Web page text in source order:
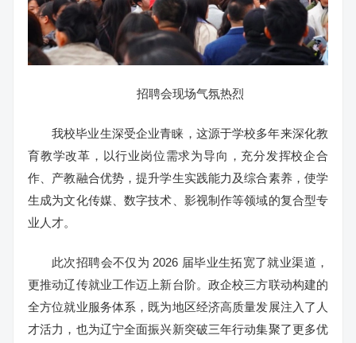
招聘会现场气氛热烈
我校毕业生深受企业青睐，这源于学校多年来深化教
育教学改革，以行业岗位需求为导向，充分发挥校企合
作、产教融合优势，提升学生实践能力及综合素养，使学
生成为文化传媒、数字技术、影视制作等领域的复合型专
业人才。
此次招聘会不仅为 2026 届毕业生拓宽了就业渠道，
更推动辽传就业工作迈上新台阶。政企校三方联动构建的
全方位就业服务体系，既为地区经济高质量发展注入了人
才活力，也为辽宁全面振兴新突破三年行动集聚了更多优